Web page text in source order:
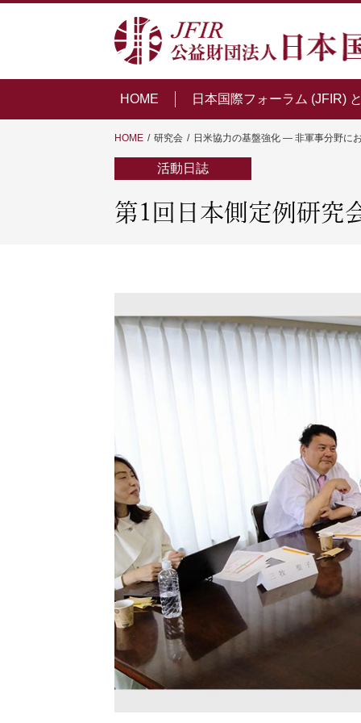
HOME 日本国際フォーラム (JFIR)
HOME 研究会 日米協力の基盤強化 ― 非軍事分野に
活動日誌
第1回日本側定例研究